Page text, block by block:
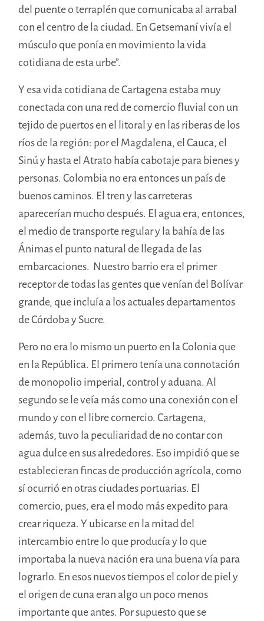
del puente o terraplén que comunicaba al arrabal
con el centro de la ciudad. En Getsemaní vivía el
músculo que ponía en movimiento la vida
cotidiana de esta urbe”.
Y esa vida cotidiana de Cartagena estaba muy
conectada con una red de comercio fluvial con un
tejido de puertos en el litoral y en las riberas de los
ríos de la región: por el Magdalena, el Cauca, el
Sinú y hasta el Atrato había cabotaje para bienes y
personas. Colombia no era entonces un país de
buenos caminos. El tren y las carreteras
aparecerían mucho después. El agua era, entonces,
el medio de transporte regular y la bahía de las
Ánimas el punto natural de llegada de las
embarcaciones. Nuestro barrio era el primer
receptor de todas las gentes que venían del Bolívar
grande, que incluía a los actuales departamentos
de Córdoba y Sucre.
Pero no era lo mismo un puerto en la Colonia que
en la República. El primero tenía una connotación
de monopolio imperial, control y aduana. Al
segundo se le veía más como una conexión con el
mundo y con el libre comercio. Cartagena,
además, tuvo la peculiaridad de no contar con
agua dulce en sus alrededores. Eso impidió que se
establecieran fincas de producción agrícola, como
sí ocurrió en otras ciudades portuarias. El
comercio, pues, era el modo más expedito para
crear riqueza. Y ubicarse en la mitad del
intercambio entre lo que producía y lo que
importaba la nueva nación era una buena vía para
lograrlo. En esos nuevos tiempos el color de piel y
el origen de cuna eran algo un poco menos
importante que antes. Por supuesto que se